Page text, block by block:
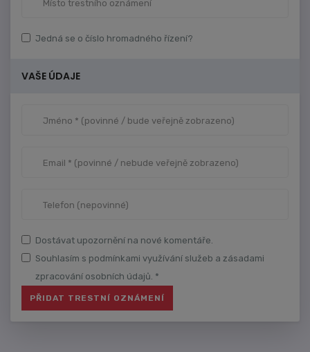
Jedná se o číslo hromadného řízení?
VAŠE ÚDAJE
Dostávat upozornění na nové komentáře.
Souhlasím s podmínkami využívání služeb a zásadami
zpracování osobních údajů. *